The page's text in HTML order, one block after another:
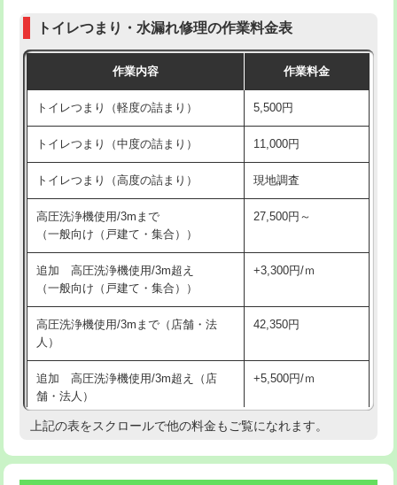
トイレつまり・水漏れ修理の作業料金表
作業内容 作業料金
トイレつまり（軽度の詰まり） 5,500円
トイレつまり（中度の詰まり） 11,000円
トイレつまり（高度の詰まり） 現地調査
高圧洗浄機使用/3mまで
（一般向け（戸建て・集合））
27,500円～
追加 高圧洗浄機使用/3m超え
（一般向け（戸建て・集合））
+3,300円/ｍ
高圧洗浄機使用/3mまで（店舗・法
人）
42,350円
追加 高圧洗浄機使用/3m超え（店
舗・法人）
+5,500円/ｍ
高度高圧洗浄換 現地調査
上記の表をスクロールで他の料金もご覧になれます。